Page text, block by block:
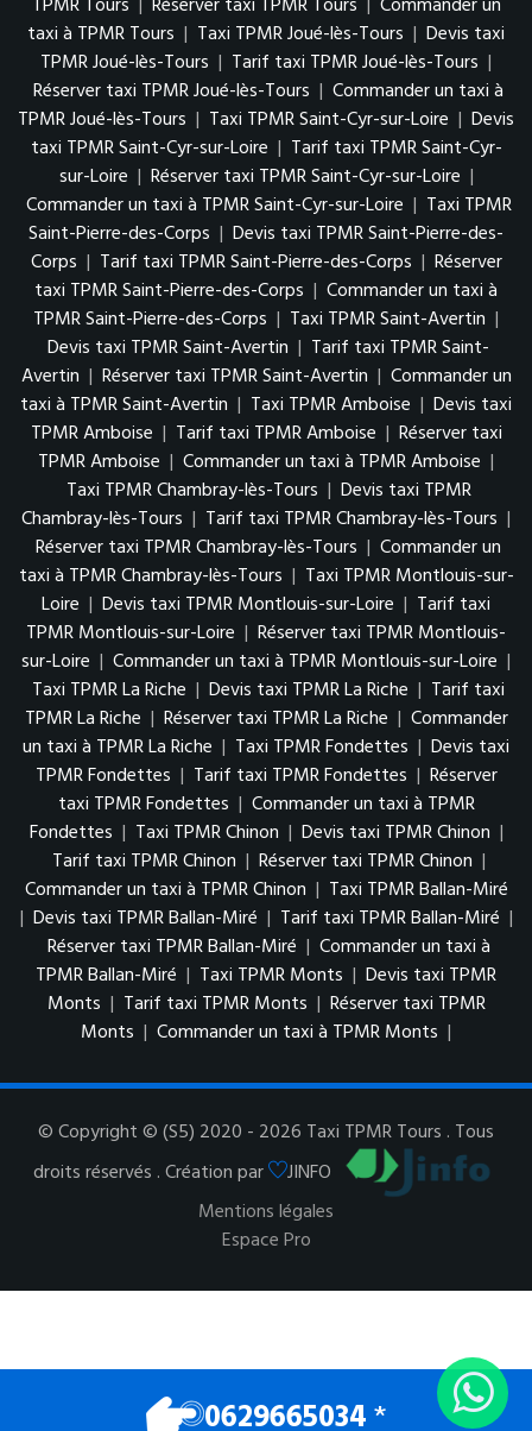
taxi à TPMR Tours | Taxi TPMR Joué-lès-Tours | Devis taxi
TPMR Joué-lès-Tours | Tarif taxi TPMR Joué-lès-Tours |
Réserver taxi TPMR Joué-lès-Tours | Commander un taxi à
TPMR Joué-lès-Tours | Taxi TPMR Saint-Cyr-sur-Loire | Devis
taxi TPMR Saint-Cyr-sur-Loire | Tarif taxi TPMR Saint-Cyr-
sur-Loire | Réserver taxi TPMR Saint-Cyr-sur-Loire |
Commander un taxi à TPMR Saint-Cyr-sur-Loire | Taxi TPMR
Saint-Pierre-des-Corps | Devis taxi TPMR Saint-Pierre-des-
Corps | Tarif taxi TPMR Saint-Pierre-des-Corps | Réserver
taxi TPMR Saint-Pierre-des-Corps | Commander un taxi à
TPMR Saint-Pierre-des-Corps | Taxi TPMR Saint-Avertin |
Devis taxi TPMR Saint-Avertin | Tarif taxi TPMR Saint-
Avertin | Réserver taxi TPMR Saint-Avertin | Commander un
taxi à TPMR Saint-Avertin | Taxi TPMR Amboise | Devis taxi
TPMR Amboise | Tarif taxi TPMR Amboise | Réserver taxi
TPMR Amboise | Commander un taxi à TPMR Amboise |
Taxi TPMR Chambray-lès-Tours | Devis taxi TPMR
Chambray-lès-Tours | Tarif taxi TPMR Chambray-lès-Tours |
Réserver taxi TPMR Chambray-lès-Tours | Commander un
taxi à TPMR Chambray-lès-Tours | Taxi TPMR Montlouis-sur-
Loire | Devis taxi TPMR Montlouis-sur-Loire | Tarif taxi
TPMR Montlouis-sur-Loire | Réserver taxi TPMR Montlouis-
sur-Loire | Commander un taxi à TPMR Montlouis-sur-Loire |
Taxi TPMR La Riche | Devis taxi TPMR La Riche | Tarif taxi
TPMR La Riche | Réserver taxi TPMR La Riche | Commander
un taxi à TPMR La Riche | Taxi TPMR Fondettes | Devis taxi
TPMR Fondettes | Tarif taxi TPMR Fondettes | Réserver
taxi TPMR Fondettes | Commander un taxi à TPMR
Fondettes | Taxi TPMR Chinon | Devis taxi TPMR Chinon |
Tarif taxi TPMR Chinon | Réserver taxi TPMR Chinon |
Commander un taxi à TPMR Chinon | Taxi TPMR Ballan-Miré
| Devis taxi TPMR Ballan-Miré | Tarif taxi TPMR Ballan-Miré |
Réserver taxi TPMR Ballan-Miré | Commander un taxi à
TPMR Ballan-Miré | Taxi TPMR Monts | Devis taxi TPMR
Monts | Tarif taxi TPMR Monts | Réserver taxi TPMR
Monts | Commander un taxi à TPMR Monts |
© Copyright © (S5) 2020 - 2026 Taxi TPMR Tours . Tous
droits réservés . Création par
JINFO
Mentions légales
Espace Pro
0629665034*